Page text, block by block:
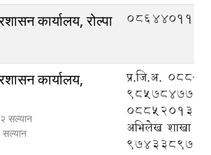
कार्यालय, रोल्पा 086440110
कार्यालय,
सल्यान
सल्यान
प्र.जि.अ.
०८८५२०१३४,
अभिलेख शाखा
९७४३३८९७३६